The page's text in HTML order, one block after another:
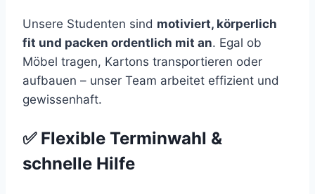
Unsere Studenten sind motiviert, körperlich
fit und packen ordentlich mit an. Egal ob
Möbel tragen, Kartons transportieren oder
aufbauen – unser Team arbeitet effizient und
gewissenhaft.
✅ Flexible Terminwahl &
schnelle Hilfe